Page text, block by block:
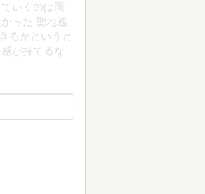
いくのは面
った 聖地巡
るかというと
が持てるな